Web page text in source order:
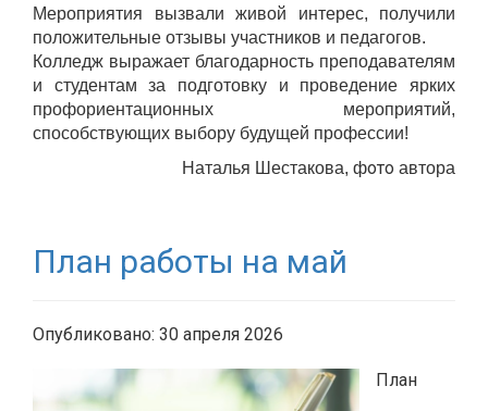
Мероприятия вызвали живой интерес, получили
положительные отзывы участников и педагогов.
Колледж выражает благодарность преподавателям
и студентам за подготовку и проведение ярких
профориентационных мероприятий,
способствующих выбору будущей профессии!
Наталья Шестакова, фото автора
План работы на май
Опубликовано: 30 апреля 2026
План